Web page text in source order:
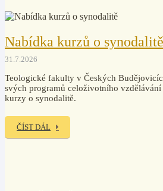
MULTIMÉDIA
Nabídka kurzů o synodalitě
31.7.2026
Teologické fakulty v Českých
svých programů celoživotního
kurzy o synodalitě.
ČÍST DÁL